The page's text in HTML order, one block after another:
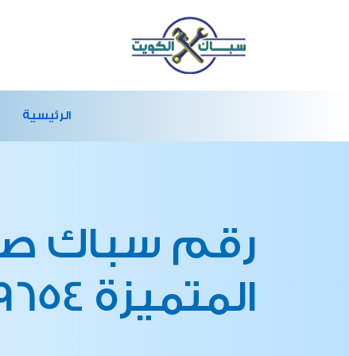
الرئيسية
رقم سباك
المتميزة 66139654 فني صحي